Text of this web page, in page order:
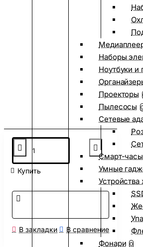
Наборы
Ноутбуки и
Проекторы
Пылесосы
Сетевые
Смарт-
Умные
Устройства
Фонари 0
Купить
В закладки В сравнение